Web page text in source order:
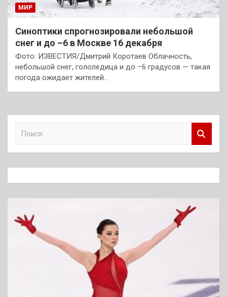
МИР
Синоптики спрогнозировали небольшой
снег и до –6 в Москве 16 декабря
Фото: ИЗВЕСТИЯ/Дмитрий Коротаев Облачность,
небольшой снег, гололедица и до –6 градусов — такая
погода ожидает жителей…
к